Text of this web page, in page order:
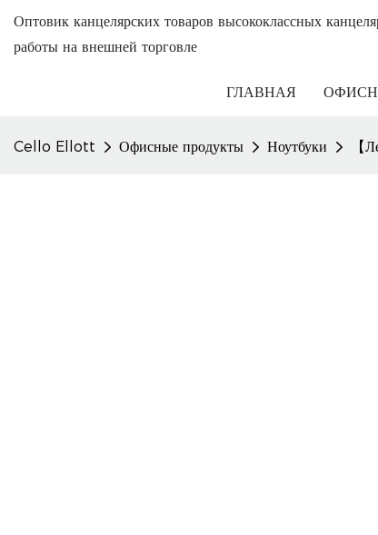
Оптовик канцелярских товаров высококлассных
работы на внешней торговле
ГЛАВНАЯ
Cello Ellott Офисные продукты Ноутбуки 【